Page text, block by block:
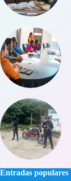
Entradas populares